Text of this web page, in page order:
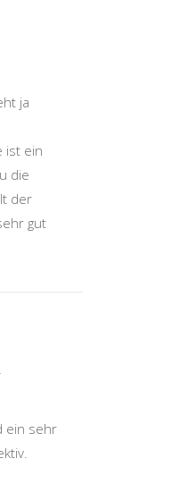
ja
ist ein
die
der
gut
ein sehr